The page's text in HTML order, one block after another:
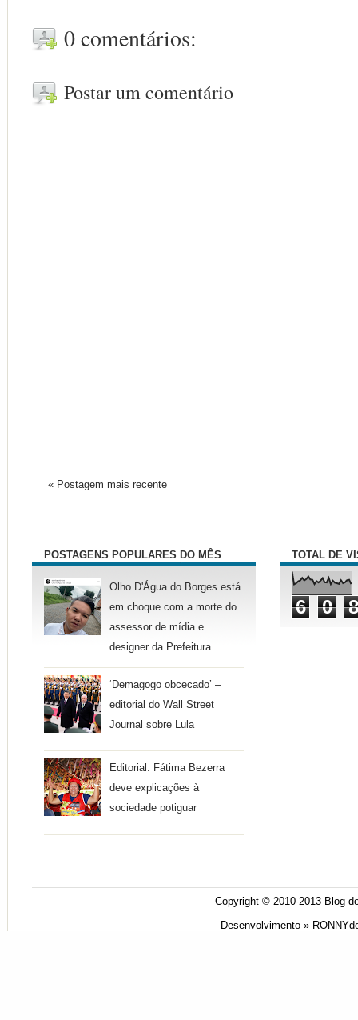
0 comentários:
Postar um comentário
« Postagem mais recente
POSTAGENS POPULARES DO MÊS
Olho D'Água do Borges está
em choque com a morte do
assessor de mídia e
designer da Prefeitura
‘Demagogo obcecado’ –
editorial do Wall Street
Journal sobre Lula
Editorial: Fátima Bezerra
deve explicações à
sociedade potiguar
TOTAL DE
6 0 8
Copyright © 2010-2013 Blog
Desenvolvimento »